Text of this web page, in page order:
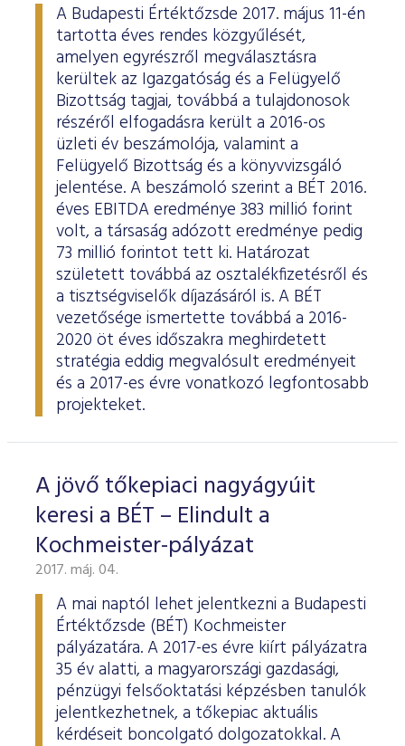
A Budapesti Értéktőzsde 2017. május 11-én
tartotta éves rendes közgyűlését,
amelyen egyrészről megválasztásra
kerültek az Igazgatóság és a Felügyelő
Bizottság tagjai, továbbá a tulajdonosok
részéről elfogadásra került a 2016-os
üzleti év beszámolója, valamint a
Felügyelő Bizottság és a könyvvizsgáló
jelentése. A beszámoló szerint a BÉT 2016.
éves EBITDA eredménye 383 millió forint
volt, a társaság adózott eredménye pedig
73 millió forintot tett ki. Határozat
született továbbá az osztalékfizetésről és
a tisztségviselők díjazásáról is. A BÉT
vezetősége ismertette továbbá a 2016-
2020 öt éves időszakra meghirdetett
stratégia eddig megvalósult eredményeit
és a 2017-es évre vonatkozó legfontosabb
projekteket.
A jövő tőkepiaci nagyágyúit
keresi a BÉT – Elindult a
Kochmeister-pályázat
2017. máj. 04.
A mai naptól lehet jelentkezni a Budapesti
Értéktőzsde (BÉT) Kochmeister
pályázatára. A 2017-es évre kiírt pályázatra
35 év alatti, a magyarországi gazdasági,
pénzügyi felsőoktatási képzésben tanulók
jelentkezhetnek, a tőkepiac aktuális
kérdéseit boncolgató dolgozatokkal. A